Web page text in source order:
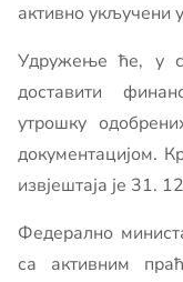
активно укључени
Удружење ће, у
доставити
утрошку
документацијом.
извјештаја је 31.
Федерално
са активним